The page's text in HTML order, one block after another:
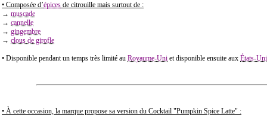
• Composée d’épices de citrouille mais surtout de :
→ muscade
→ cannelle
→ gingembre
→ clous de girofle
• Disponible pendant un temps très limité au Royaume-Uni et disponible ensuite aux États-
• À cette occasion, la marque propose sa version du Cocktail "Pumpkin Spice Latte" :